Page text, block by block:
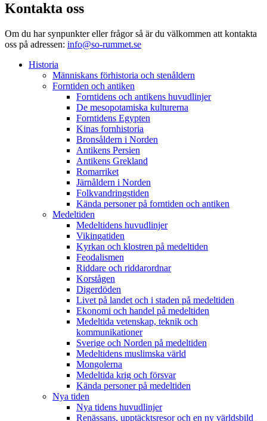
Kontakta oss
Om du har synpunkter eller frågor så är du välkommen att kontakta
oss på adressen: info@so-rummet.se
Historia
Människans förhistoria och stenåldern
Forntiden och antiken
Forntidens och antikens huvudlinjer
De mesopotamiska kulturerna
Forntidens Egypten
Kinas fornhistoria
Bronsåldern i Norden
Antikens Persien
Antikens Grekland
Romarriket
Järnåldern i Norden
Folkvandringstiden
Kända personer på forntiden och antiken
Medeltiden
Medeltidens huvudlinjer
Vikingatiden
Kyrkan och klostren på medeltiden
Feodalismen
Riddare och riddarordnar
Korstågen
Digerdöden
Livet på landet och i staden på medeltiden
Ekonomi och handel på medeltiden
Medeltida vetenskap, teknik och
kommunikationer
Sverige och Norden på medeltiden
Medeltidens muslimska värld
Mongolerna
Medeltida krig och försvar
Kända personer på medeltiden
Nya tiden
Nya tidens huvudlinjer
Renässans, upptäcktsresor och en ny världsbild